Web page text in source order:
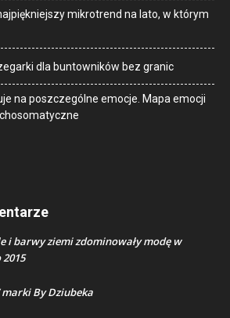
mikrotrend na lato, w którym
dla buntowników bez granic
na poszczególne emocje. Mapa emocji
i barwy ziemi zdominowały modę w
marki By Dziubeka